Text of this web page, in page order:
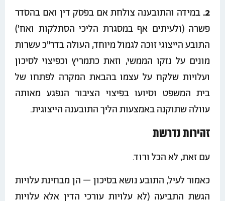
2. במידה והתובענה צולחת אם בפסק דין ואם בהסדר
פשרה (ולעיתים אף במסגרת הליכי הסתלקות ואח')
התובע הייצוגי זוכה לגמול מיוחד, העולה בדר"כ עשרות
מונים על נזקו הממשי, וזאת כתמריץ וכפיצוי לסיכון
ועלויות שלקח על עצמו בהבאת המקרה לפתחו של
בית המשפט וסיועו בפיצוי הציבור הנפגע מאותה
עוולה שתוקנה באמצעות הליך התובענה הייצוגית.
זהירות נדרשת
עם זאת, לא הכל ורוד.
כאמור לעיל, התובע נושא בסיכון – הן מבחינת עלויות
הגשת התביעה (לא עלויות עורכי הדין אלא עלויות